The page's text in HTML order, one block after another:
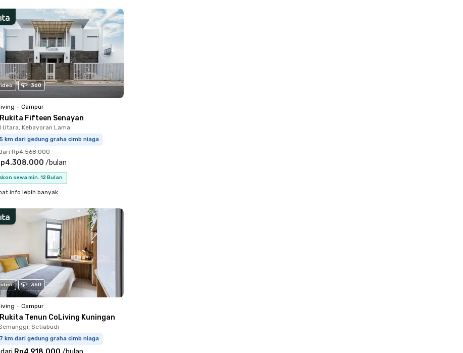
360
• Campur
Fifteen Senayan
Utara, Kebayoran Lama
km dari gedung graha cimb niaga
Rp4.568.000
/bulan
sewa min. 12 Bulan
info lebih banyak
360
• Campur
Tenun CoLiving Kuningan
Setiabudi
km dari gedung graha cimb niaga